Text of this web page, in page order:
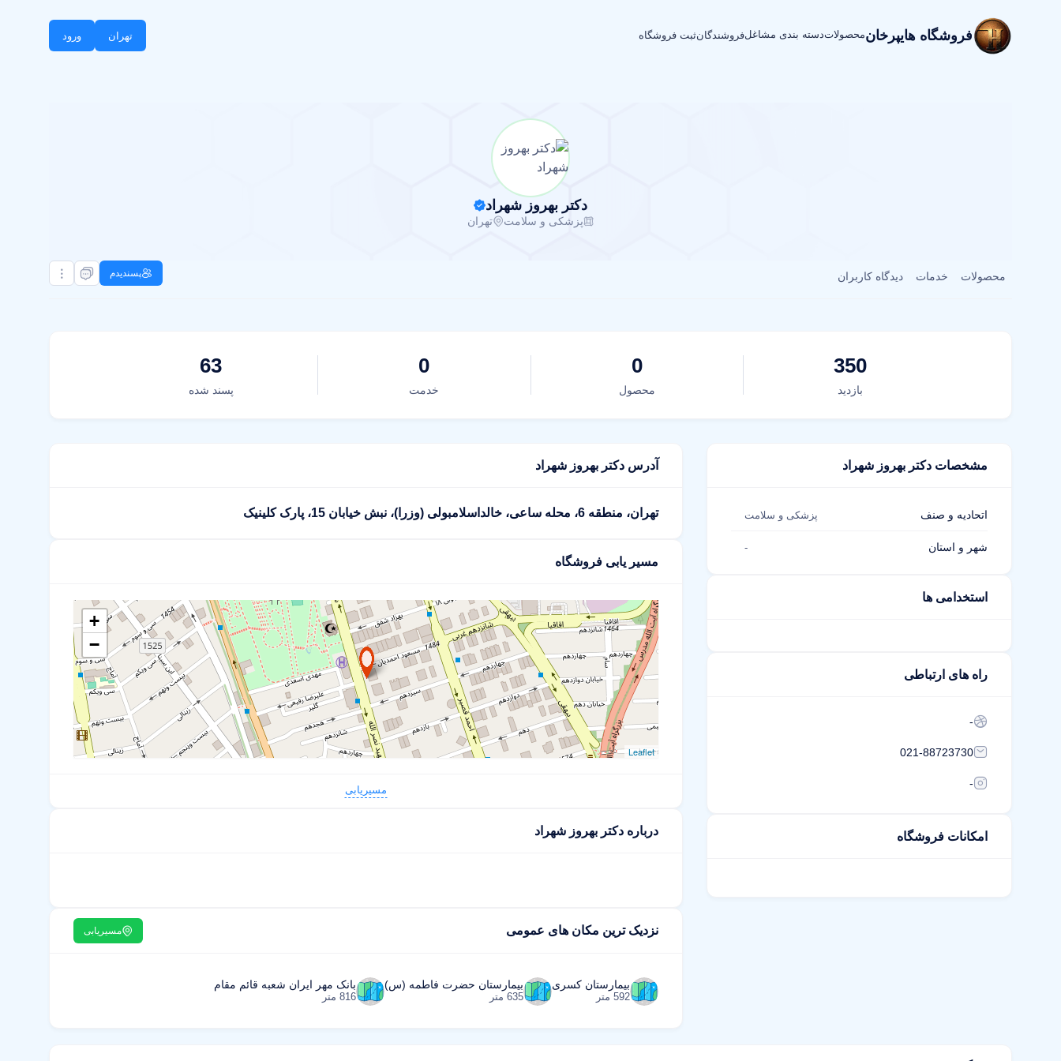
فروشگاه هایپرخانمحصولاتدسته بندی مشاغلفروشندگانثبت فروشگاه تهران ورود
دکتر بهروز شهراد
پزشکی و سلامت تهران
محصولات خدمات دیدگاه کاربران پسندیدم
350
بازدید
0
محصول
0
خدمت
63
پسند شده
مشخصات دکتر بهروز شهراد
اتحادیه و صنف پزشکی و سلامت
شهر و استان -
استخدامی ها
راه های ارتباطی
-
021-88723730
-
امکانات فروشگاه
آدرس دکتر بهروز شهراد
تهران، منطقه 6، محله ساعی، خالداسلامبولی (وزرا)، نبش خیابان 15، پارک کلینیک
مسیر یابی فروشگاه
+
−
Leaflet
مسیریابی
درباره دکتر بهروز شهراد
نزدیک ترین مکان های عمومی مسیریابی
بیمارستان کسری
592 متر
بیمارستان حضرت فاطمه (س)
635 متر
بانک مهر ایران شعبه قائم مقام
816 متر